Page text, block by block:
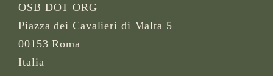
OSB DOT ORG
Piazza dei Cavalieri di Malta 5
00153 Roma
Italia